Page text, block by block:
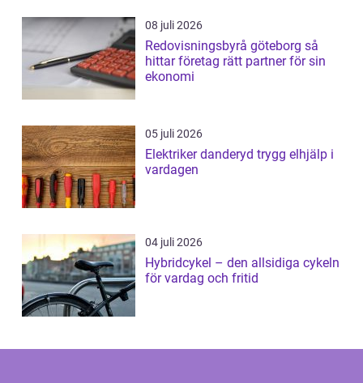
08 juli 2026
Redovisningsbyrå göteborg så
hittar företag rätt partner för sin
ekonomi
05 juli 2026
Elektriker danderyd trygg elhjälp i
vardagen
04 juli 2026
Hybridcykel – den allsidiga cykeln
för vardag och fritid